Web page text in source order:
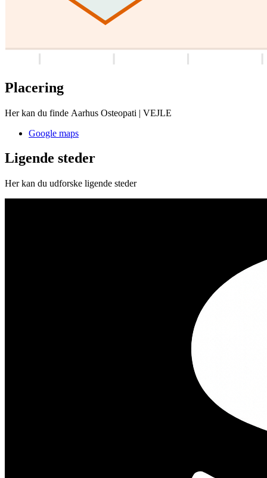
Placering
Her kan du finde Aarhus Osteopati | VEJLE
Google maps
Ligende steder
Her kan du udforske ligende steder